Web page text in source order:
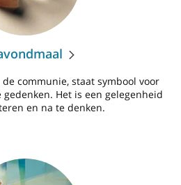
communie, staat symbool voor
gedenken. Het is een gelegenheid
en na te denken.